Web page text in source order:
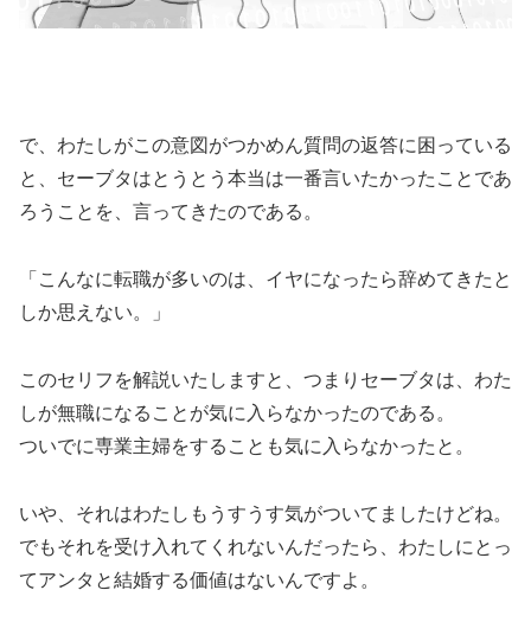
で、わたしがこの意図がつかめん質問の返答に困っている
と、セーブタはとうとう本当は一番言いたかったことであ
ろうことを、言ってきたのである。
「こんなに転職が多いのは、イヤになったら辞めてきたと
しか思えない。」
このセリフを解説いたしますと、つまりセーブタは、わた
しが無職になることが気に入らなかったのである。
ついでに専業主婦をすることも気に入らなかったと。
いや、それはわたしもうすうす気がついてましたけどね。
でもそれを受け入れてくれないんだったら、わたしにとっ
てアンタと結婚する価値はないんですよ。